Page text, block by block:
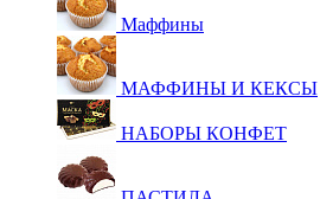
Маффины
МАФФИНЫ И КЕКСЫ
НАБОРЫ КОНФЕТ